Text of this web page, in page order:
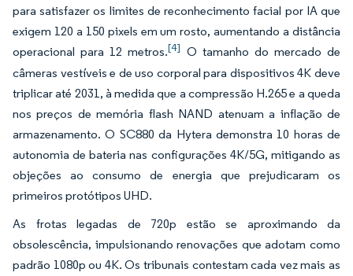
para satisfazer os limites de reconhecimento facial por IA que
exigem 120 a 150 pixels em um rosto, aumentando a distância
operacional para 12 metros.[4] O tamanho do mercado de
câmeras vestíveis e de uso corporal para dispositivos 4K deve
triplicar até 2031, à medida que a compressão H.265 e a queda
nos preços de memória flash NAND atenuam a inflação de
armazenamento. O SC880 da Hytera demonstra 10 horas de
autonomia de bateria nas configurações 4K/5G, mitigando as
objeções ao consumo de energia que prejudicaram os
primeiros protótipos UHD.
As frotas legadas de 720p estão se aproximando da
obsolescência, impulsionando renovações que adotam como
padrão 1080p ou 4K. Os tribunais contestam cada vez mais as